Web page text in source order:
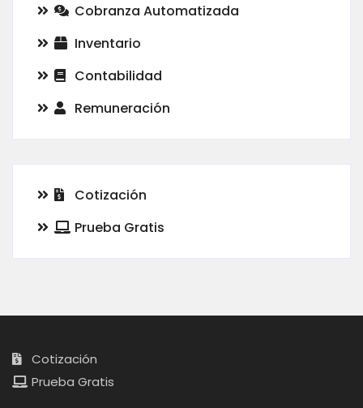
Cobranza Automatizada
Inventario
Contabilidad
Remuneración
Cotización
Prueba Gratis
Cotización
Prueba Gratis